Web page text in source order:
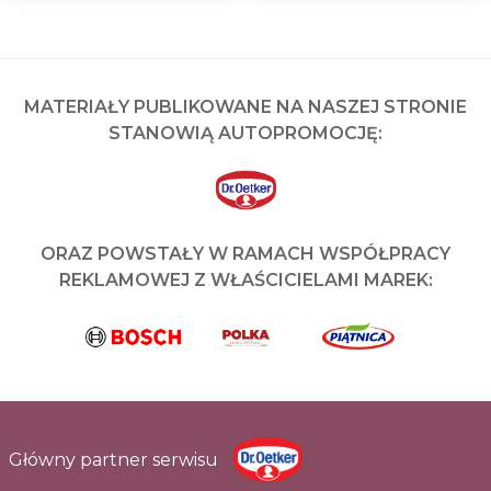
MATERIAŁY PUBLIKOWANE NA NASZEJ STRONIE
STANOWIĄ AUTOPROMOCJĘ:
ORAZ POWSTAŁY W RAMACH WSPÓŁPRACY
REKLAMOWEJ Z WŁAŚCICIELAMI MAREK:
Główny partner serwisu